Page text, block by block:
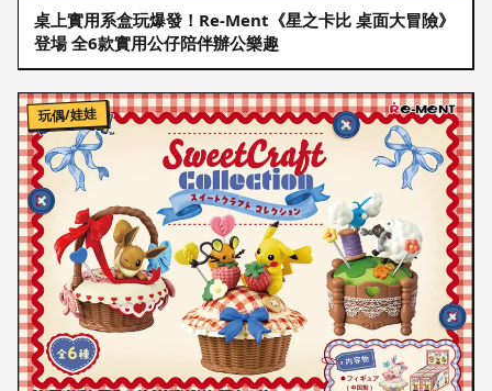
桌上實用系盒玩爆發！Re-Ment《星之卡比 桌面大冒險》
登場 全6款實用公仔陪伴辦公樂趣
玩偶/娃娃